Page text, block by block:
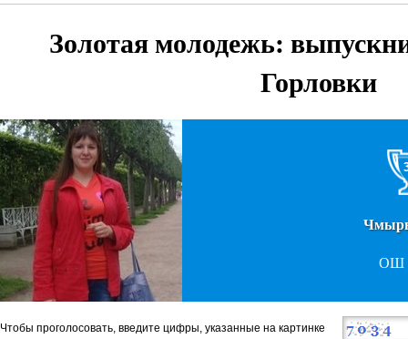
Золотая молодежь:
Горловки
ОШ
Чтобы проголосовать, введите цифры, указанные на картинке